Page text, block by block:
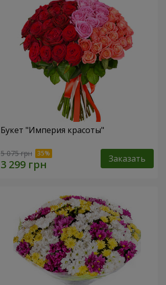
Букет "Империя красоты"
5 075 грн Заказать